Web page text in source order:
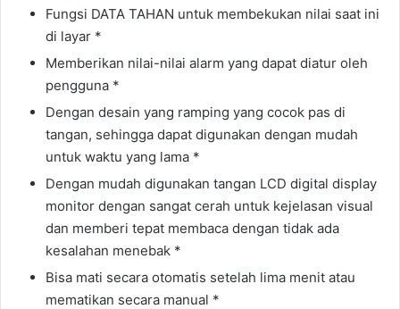
Fungsi DATA TAHAN untuk membekukan nilai saat ini
di layar *
Memberikan nilai-nilai alarm yang dapat diatur oleh
pengguna *
Dengan desain yang ramping yang cocok pas di
tangan, sehingga dapat digunakan dengan mudah
untuk waktu yang lama *
Dengan mudah digunakan tangan LCD digital display
monitor dengan sangat cerah untuk kejelasan visual
dan memberi tepat membaca dengan tidak ada
kesalahan menebak *
Bisa mati secara otomatis setelah lima menit atau
mematikan secara manual *